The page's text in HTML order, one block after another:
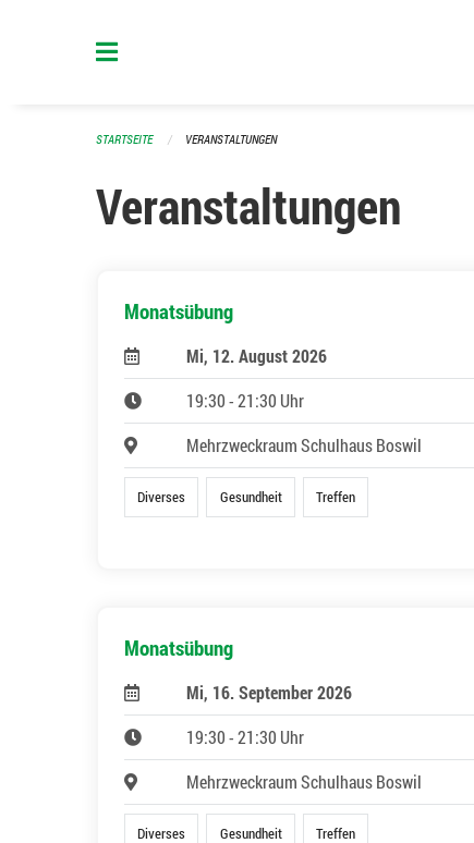
STARTSEITE VERANSTALTUNGEN
Veranstaltungen
Monatsübung
Mi, 12. August 2026
19:30 - 21:30 Uhr
Mehrzweckraum Schulhaus Boswil
Diverses Gesundheit Treffen
Monatsübung
Mi, 16. September 2026
19:30 - 21:30 Uhr
Mehrzweckraum Schulhaus Boswil
Diverses Gesundheit Treffen